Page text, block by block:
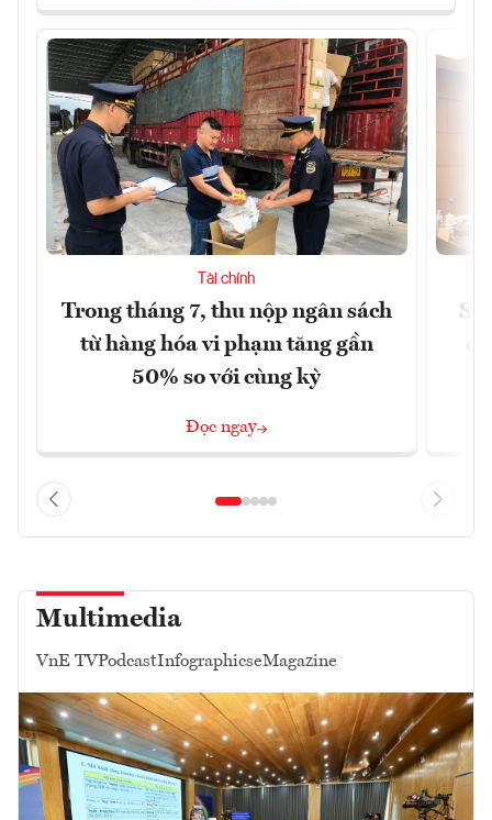
Tài chính
Trong tháng 7, thu nộp ngân sách
từ hàng hóa vi phạm tăng gần
50% so với cùng kỳ
Đọc ngay
Multimedia
VnE TVPodcastInfographicseMagazine